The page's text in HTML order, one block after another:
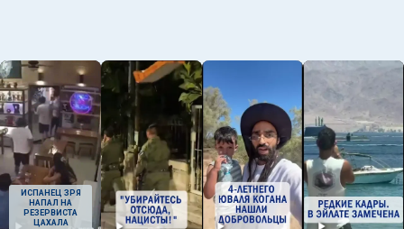
ИСПАНЕЦ ЗРЯ
НАПАЛ НА
РЕЗЕРВИСТА
ЦАХАЛА